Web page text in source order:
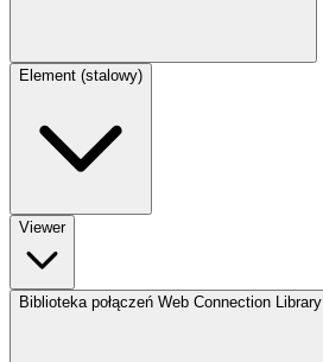
Element (stalowy)
Viewer
Biblioteka połączeń Web Connection Library